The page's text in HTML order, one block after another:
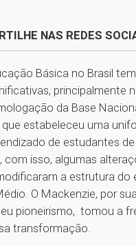
NAS REDES
Básica no Brasil
principalmente
da Base
que estabeleceu uma
de estudantes
com isso, algumas
a estrutura do
O Mackenzie, por
pioneirismo, tomou a
transformação.